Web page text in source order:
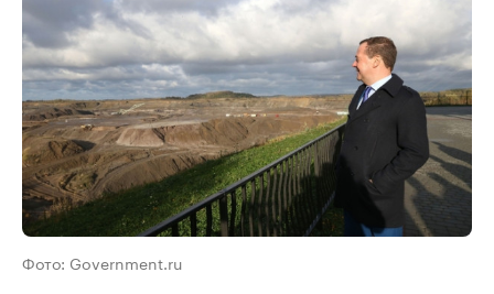
Фото: Government.ru